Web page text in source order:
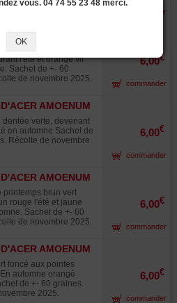
60 graines. Récolte de
commander
AMOENUM
l'été et orangé vif
Sachet de +- 60
de novembre 2025.
6,00€
commander
AMOENUM
dentée verte, devenant
en automne Sachet de
Récolte de novembre
6,00€
commander
AMOENUM
printemps brun vert
rouge l'été et jaune
Sachet de +- 60
de novembre 2025.
6,00€
commander
AMOENUM
foncé aux pointes
automne orangé
de +- 60 graines.
2025.
6,00€
commander
vous. 04 74 55 23 48 merci.
OK